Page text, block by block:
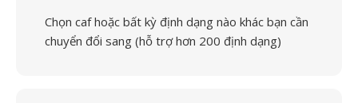
Chọn caf hoặc bất kỳ định dạng nào khác bạn cần
chuyển đổi sang (hỗ trợ hơn 200 định dạng)